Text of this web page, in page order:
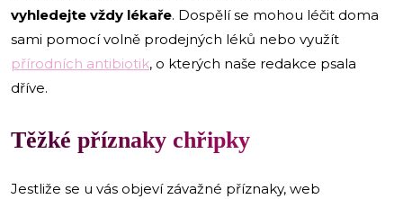
vyhledejte vždy lékaře. Dospělí se mohou léčit doma
sami pomocí volně prodejných léků nebo využít
přírodních antibiotik, o kterých naše redakce psala
dříve.
Těžké příznaky chřipky
Jestliže se u vás objeví závažné příznaky, web